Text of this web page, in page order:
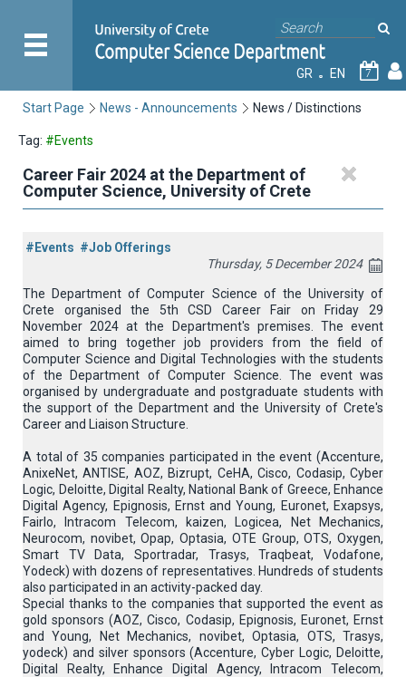
GR EN 7
Start Page News - Announcements News / Distinctions
Tag: #Events
Career Fair 2024 at the Department of
Computer Science, University of Crete
#Events #Job Offerings
Thursday, 5 December 2024
The Department of Computer Science of the University of
Crete organised the 5th CSD Career Fair on Friday 29
November 2024 at the Department's premises. The event
aimed to bring together job providers from the field of
Computer Science and Digital Technologies with the students
of the Department of Computer Science. The event was
organised by undergraduate and postgraduate students with
the support of the Department and the University of Crete's
Career and Liaison Structure.
A total of 35 companies participated in the event (Accenture,
AnixeNet, ANTISE, AOZ, Bizrupt, CeHA, Cisco, Codasip, Cyber
Logic, Deloitte, Digital Realty, National Bank of Greece, Enhance
Digital Agency, Epignosis, Ernst and Young, Euronet, Exapsys,
Fairlo, Intracom Telecom, kaizen, Logicea, Net Mechanics,
Neurocom, novibet, Opap, Optasia, OTE Group, OTS, Oxygen,
Smart TV Data, Sportradar, Trasys, Traqbeat, Vodafone,
Yodeck) with dozens of representatives. Hundreds of students
also participated in an activity-packed day.
Special thanks to the companies that supported the event as
gold sponsors (AOZ, Cisco, Codasip, Epignosis, Euronet, Ernst
and Young, Net Mechanics, novibet, Optasia, OTS, Trasys,
yodeck) and silver sponsors (Accenture, Cyber Logic, Deloitte,
Digital Realty, Enhance Digital Agency, Intracom Telecom,